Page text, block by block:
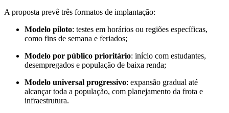
A proposta prevê três formatos de implantação:
Modelo piloto: testes em horários ou regiões específicas,
como fins de semana e feriados;
Modelo por público prioritário: início com estudantes,
desempregados e população de baixa renda;
Modelo universal progressivo: expansão gradual até
alcançar toda a população, com planejamento da frota e
infraestrutura.